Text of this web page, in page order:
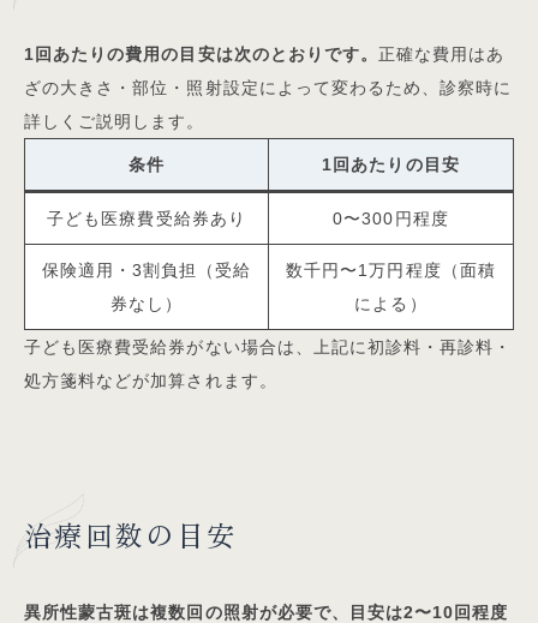
1回あたりの費用の目安は次のとおりです。 正確な費用はあ
ざの大きさ・部位・照射設定によって変わるため、診察時に
詳しくご説明します。
条件 1回あたりの目安
子ども医療費受給券あり 0〜300円程度
保険適用・3割負担（受給
券なし）
数千円〜1万円程度（面積
による）
子ども医療費受給券がない場合は、上記に初診料・再診料・
処方箋料などが加算されます。
治療回数の目安
異所性蒙古斑は複数回の照射が必要で、目安は2〜10回程度